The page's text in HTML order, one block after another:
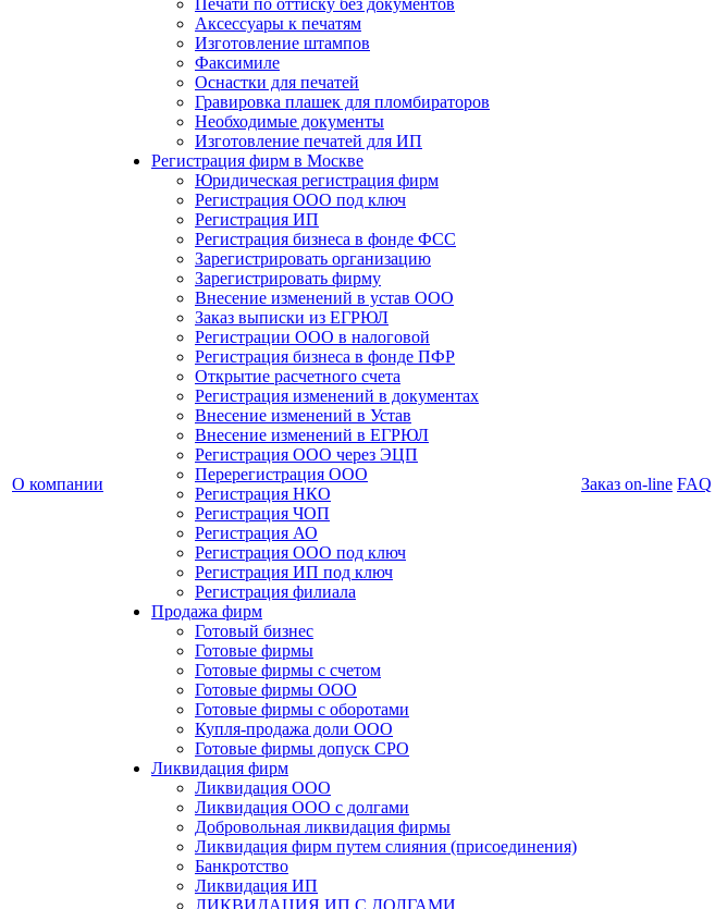
О компании
Печати по оттиску без документов
Аксессуары к печатям
Изготовление штампов
Факсимиле
Оснастки для печатей
Гравировка плашек для пломбираторов
Необходимые документы
Изготовление печатей для ИП
Регистрация фирм в Москве
Юридическая регистрация фирм
Регистрация ООО под ключ
Регистрация ИП
Регистрация бизнеса в фонде ФСС
Зарегистрировать организацию
Зарегистрировать фирму
Внесение изменений в устав ООО
Заказ выписки из ЕГРЮЛ
Регистрации ООО в налоговой
Регистрация бизнеса в фонде ПФР
Открытие расчетного счета
Регистрация изменений в документах
Внесение изменений в Устав
Внесение изменений в ЕГРЮЛ
Регистрация ООО через ЭЦП
Перерегистрация ООО
Регистрация НКО
Регистрация ЧОП
Регистрация АО
Регистрация ООО под ключ
Регистрация ИП под ключ
Регистрация филиала
Продажа фирм
Готовый бизнес
Готовые фирмы
Готовые фирмы с счетом
Готовые фирмы OOO
Готовые фирмы с оборотами
Купля-продажа доли ООО
Готовые фирмы допуск СРО
Ликвидация фирм
Ликвидация ООО
Ликвидация ООО с долгами
Добровольная ликвидация фирмы
Ликвидация фирм путем слияния (присоединения)
Банкротство
Ликвидация ИП
ЛИКВИДАЦИЯ ИП С ДОЛГАМИ
Заказ on-line FAQ